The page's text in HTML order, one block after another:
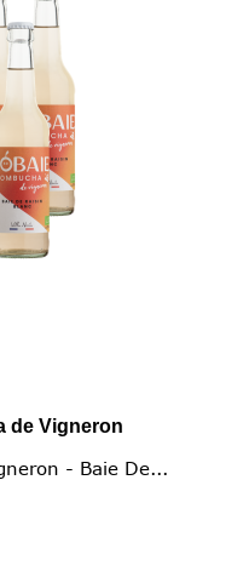
de Vigneron
- Baie De...